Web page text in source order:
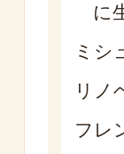
に
ミシ
リノ
フレ